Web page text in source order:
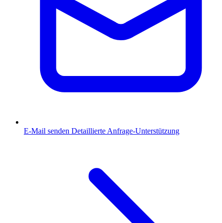
E-Mail senden Detaillierte Anfrage-Unterstützung